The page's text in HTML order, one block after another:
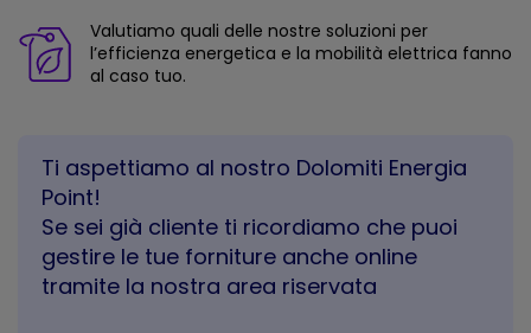
Valutiamo quali delle nostre soluzioni per
l’efficienza energetica e la mobilità elettrica fanno
al caso tuo.
Ti aspettiamo al nostro Dolomiti Energia
Point!
Se sei già cliente ti ricordiamo che puoi
gestire le tue forniture anche online
tramite la nostra area riservata